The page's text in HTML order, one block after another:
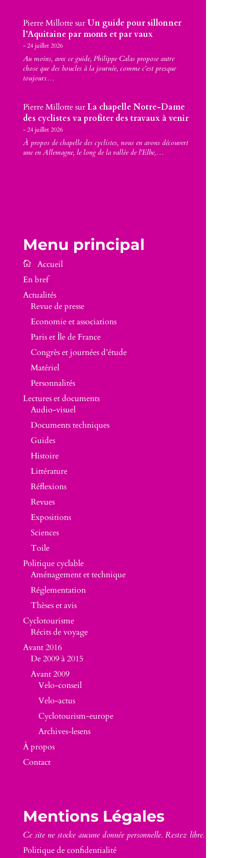
Pierre MillottesurUn guide pour sillonner
l’Aquitaine par monts et par vaux
24 juillet 2026
Au moins, avec ce guide, Philippe Calas propose autre
chose que des boucles à la journée, comme c'est presque
toujours…
Pierre MillottesurLa chapelle Notre-Dame
des cyclistes va profiter des travaux à venir
24 juillet 2026
À propos de chapelle des cyclistes, nous en avons découvert
une en Allemagne, le long de la vallée de l'Elbe,…
Menu principal
En bref
Actualités
Revue de presse
Economie et associations
Paris et Île de France
Congrès et journées d’étude
Matériel
Personnalités
Lectures et documents
Audio-visuel
Documents techniques
Guides
Histoire
Littérature
Réflexions
Revues
Expositions
Sciences
Toile
Politique cyclable
Aménagement et technique
Réglementation
Thèses et avis
Cyclotourisme
Récits de voyage
Avant 2016
De 2009 à 2015
Avant 2009
Velo-conseil
Velo-actus
Cyclotourism-europe
Archives-lesens
À propos
Contact
Mentions Légales
Ce site ne stocke aucune donnée personnelle. Restez libre.
Politique de confidentialité